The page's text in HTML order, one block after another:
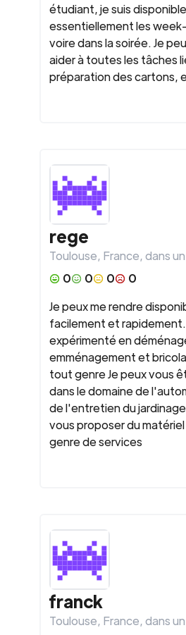
étudiant, je suis disponible
essentiellement les
voire dans la soirée. Je
aider à toutes les tâches
préparation des cartons,
rege
Toulouse, France, dans
0
0 0
0
Je peux me rendre
facilement et rapidement.
expérimenté en
emménagement et
tout genre Je peux vous
dans le domaine de
de l'entretien du
vous proposer du
genre de services
franck
Toulouse, France, dans